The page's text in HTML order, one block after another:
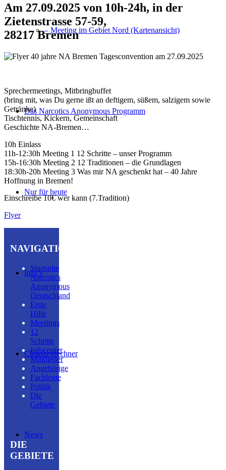
– Meeting im Gebiet Nord (Kartenansicht)
Das Narcotics Anonymous Programm
Nur für heute
Info’s
Cleanzeitrechner
News
Am 27.09.2025 von 10h-24h, in der
Zietenstrasse 57-59,
28217 Bremen
Sprechermeetings, Mitbringbuffet
(bring mit, was Du gerne ißt an deftigem, süßem, salzigem sowie
Getränke)
Tischtennis, Kickern, Gemeinschaft
Geschichte NA-Bremen…
10h Einlass
11h-12:30h Meeting 1 12 Schritte – unser Programm
15h-16:30h Meeting 2 12 Traditionen – die Grundlagen
18:30h-20h Meeting 3 Was mir NA geschenkt hat – 40 Jahre
Hoffnung in Bremen!
Einschreibe 10€ wer kann (7.Tradition)
Flyer
NAVIGATION
Startseite
Narcotics
Anonymous
Deutschland
Erste
Hilfe
Meetings
12
Schritte
Infocenter
Mitglieder
Angehörige
Fachleute
Politik
Die
Gebiete
DIE
GEBIETE